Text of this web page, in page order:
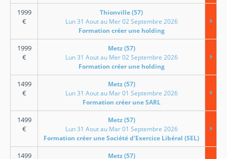
1999
€
Thionville (57)
Lun 31 Aout au Mer 02 Septembre 2026
Formation créer une holding
1999
€
Metz (57)
Lun 31 Aout au Mer 02 Septembre 2026
Formation créer une holding
1499
€
Metz (57)
Lun 31 Aout au Mar 01 Septembre 2026
Formation créer une SARL
1499
€
Metz (57)
Lun 31 Aout au Mar 01 Septembre 2026
Formation créer une Société d'Exercice Libéral (SEL)
1499 Metz (57)